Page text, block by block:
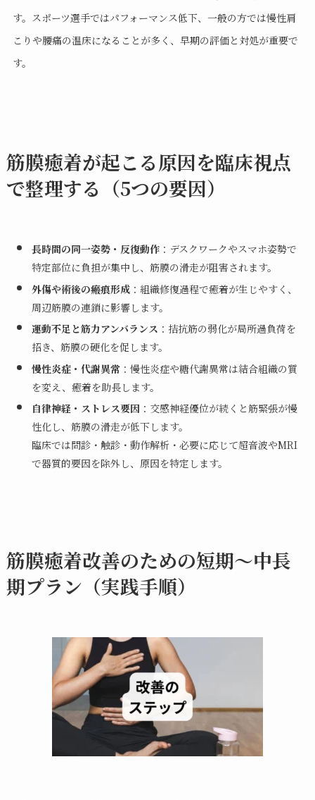
す。スポーツ選手ではパフォーマンス低下、一般の方では慢性肩
こりや腰痛の温床になることが多く、早期の評価と対処が重要で
す。
筋膜癒着が起こる原因を臨床視点
で整理する（5つの要因）
長時間の同一姿勢・反復動作：デスクワークやスマホ姿勢で
特定部位に負担が集中し、筋膜の滑走が阻害されます。
外傷や術後の瘢痕形成：組織修復過程で癒着が生じやすく、
周辺筋膜の連鎖に影響します。
運動不足と筋力アンバランス ：拮抗筋の弱化が局所過負荷を
招き、筋膜の硬化を促します。
慢性炎症・代謝異常：慢性炎症や糖代謝異常は結合組織の質
を変え、癒着を助長します。
自律神経・ストレス要因：交感神経優位が続くと筋緊張が慢
性化し、筋膜の滑走が低下します。
臨床では問診・触診・動作解析・必要に応じて超音波やMRI
で器質的要因を除外し、原因を特定します。
筋膜癒着改善のための短期〜中長
期プラン（実践手順）